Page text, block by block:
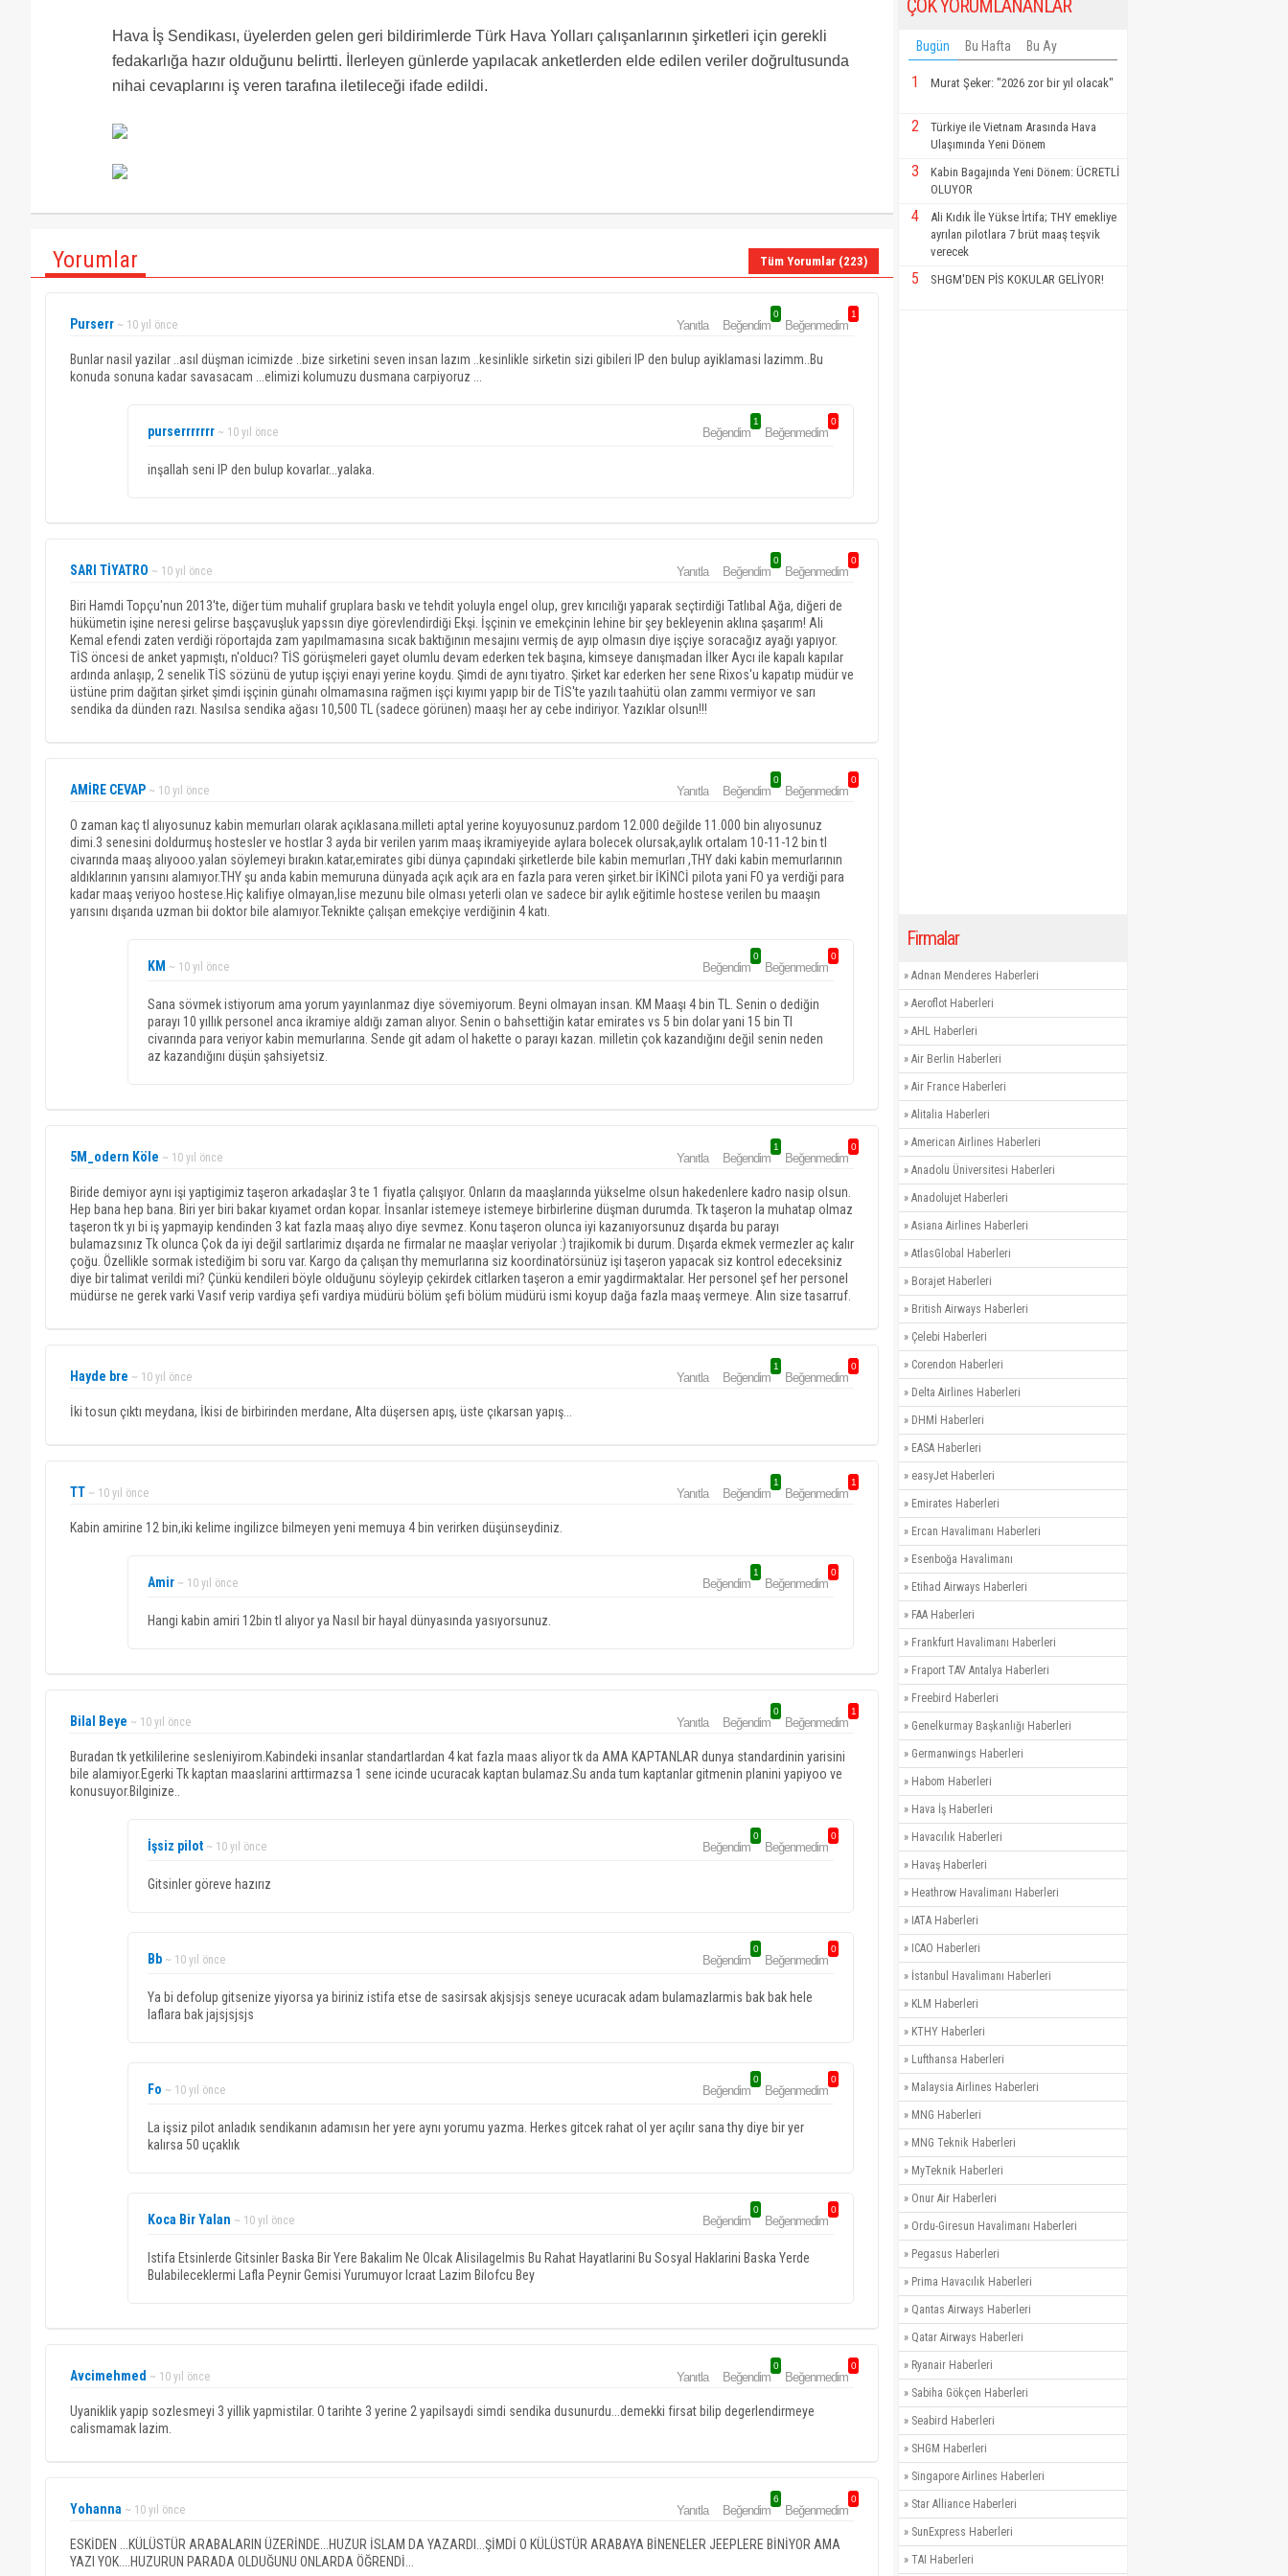
Hava İş Sendikası, üyelerden gelen geri bildirimlerde Türk Hava Yolları çalışanlarının şirketleri için gerekli
fedakarlığa hazır olduğunu belirtti. İlerleyen günlerde yapılacak anketlerden elde edilen veriler doğrultusunda
nihai cevaplarını iş veren tarafına iletileceği ifade edildi.
Yorumlar Tüm Yorumlar (223)
Purserr ~ 10 yıl önce Yanıtla Beğendim
0
Beğenmedim
1
Bunlar nasil yazilar ..asıl düşman icimizde ..bize sirketini seven insan lazım ..kesinlikle sirketin sizi gibileri IP den bulup ayiklamasi lazimm..Bu
konuda sonuna kadar savasacam ...elimizi kolumuzu dusmana carpiyoruz ...
purserrrrrrr ~ 10 yıl önce Beğendim
1
Beğenmedim
0
inşallah seni IP den bulup kovarlar...yalaka.
SARI TİYATRO ~ 10 yıl önce Yanıtla Beğendim
0
Beğenmedim
0
Biri Hamdi Topçu'nun 2013'te, diğer tüm muhalif gruplara baskı ve tehdit yoluyla engel olup, grev kırıcılığı yaparak seçtirdiği Tatlıbal Ağa, diğeri de
hükümetin işine neresi gelirse başçavuşluk yapssın diye görevlendirdiği Ekşi. İşçinin ve emekçinin lehine bir şey bekleyenin aklına şaşarım! Ali
Kemal efendi zaten verdiği röportajda zam yapılmamasına sıcak baktığının mesajını vermiş de ayıp olmasın diye işçiye soracağız ayağı yapıyor.
TİS öncesi de anket yapmıştı, n'olducı? TİS görüşmeleri gayet olumlu devam ederken tek başına, kimseye danışmadan İlker Aycı ile kapalı kapılar
ardında anlaşıp, 2 senelik TİS sözünü de yutup işçiyi enayi yerine koydu. Şimdi de aynı tiyatro. Şirket kar ederken her sene Rixos'u kapatıp müdür ve
üstüne prim dağıtan şirket şimdi işçinin günahı olmamasına rağmen işçi kıyımı yapıp bir de TİS'te yazılı taahütü olan zammı vermiyor ve sarı
sendika da dünden razı. Nasılsa sendika ağası 10,500 TL (sadece görünen) maaşı her ay cebe indiriyor. Yazıklar olsun!!!
AMİRE CEVAP ~ 10 yıl önce Yanıtla Beğendim
0
Beğenmedim
0
O zaman kaç tl alıyosunuz kabin memurları olarak açıklasana.milleti aptal yerine koyuyosunuz.pardom 12.000 değilde 11.000 bin alıyosunuz
dimi.3 senesini doldurmuş hostesler ve hostlar 3 ayda bir verilen yarım maaş ikramiyeyide aylara bolecek olursak,aylık ortalam 10-11-12 bin tl
civarında maaş alıyooo.yalan söylemeyi bırakın.katar,emirates gibi dünya çapındaki şirketlerde bile kabin memurları ,THY daki kabin memurlarının
aldıklarının yarısını alamıyor.THY şu anda kabin memuruna dünyada açık açık ara en fazla para veren şirket.bir İKİNCİ pilota yani FO ya verdiği para
kadar maaş veriyoo hostese.Hiç kalifiye olmayan,lise mezunu bile olması yeterli olan ve sadece bir aylık eğitimle hostese verilen bu maaşın
yarısını dışarıda uzman bii doktor bile alamıyor.Teknikte çalışan emekçiye verdiğinin 4 katı.
KM ~ 10 yıl önce Beğendim
0
Beğenmedim
0
Sana sövmek istiyorum ama yorum yayınlanmaz diye sövemiyorum. Beyni olmayan insan. KM Maaşı 4 bin TL. Senin o dediğin
parayı 10 yıllık personel anca ikramiye aldığı zaman alıyor. Senin o bahsettiğin katar emirates vs 5 bin dolar yani 15 bin Tl
civarında para veriyor kabin memurlarına. Sende git adam ol hakette o parayı kazan. milletin çok kazandığını değil senin neden
az kazandığını düşün şahsiyetsiz.
5M_odern Köle ~ 10 yıl önce Yanıtla Beğendim
1
Beğenmedim
0
Biride demiyor aynı işi yaptigimiz taşeron arkadaşlar 3 te 1 fiyatla çalışıyor. Onların da maaşlarında yükselme olsun hakedenlere kadro nasip olsun.
Hep bana hep bana. Biri yer biri bakar kıyamet ordan kopar. İnsanlar istemeye istemeye birbirlerine düşman durumda. Tk taşeron la muhatap olmaz
taşeron tk yı bi iş yapmayip kendinden 3 kat fazla maaş alıyo diye sevmez. Konu taşeron olunca iyi kazanıyorsunuz dışarda bu parayı
bulamazsınız Tk olunca Çok da iyi değil sartlarimiz dışarda ne firmalar ne maaşlar veriyolar :) trajikomik bi durum. Dışarda ekmek vermezler aç kalır
çoğu. Özellikle sormak istediğim bi soru var. Kargo da çalışan thy memurlarına siz koordinatörsünüz işi taşeron yapacak siz kontrol edeceksiniz
diye bir talimat verildi mi? Çünkü kendileri böyle olduğunu söyleyip çekirdek citlarken taşeron a emir yagdirmaktalar. Her personel şef her personel
müdürse ne gerek varki Vasıf verip vardiya şefi vardiya müdürü bölüm şefi bölüm müdürü ismi koyup dağa fazla maaş vermeye. Alın size tasarruf.
Hayde bre ~ 10 yıl önce Yanıtla Beğendim
1
Beğenmedim
0
İki tosun çıktı meydana, İkisi de birbirinden merdane, Alta düşersen apış, üste çıkarsan yapış...
TT ~ 10 yıl önce Yanıtla Beğendim
1
Beğenmedim
1
Kabin amirine 12 bin,iki kelime ingilizce bilmeyen yeni memuya 4 bin verirken düşünseydiniz.
Amir ~ 10 yıl önce Beğendim
1
Beğenmedim
0
Hangi kabin amiri 12bin tl alıyor ya Nasıl bir hayal dünyasında yasıyorsunuz.
Bilal Beye ~ 10 yıl önce Yanıtla Beğendim
0
Beğenmedim
1
Buradan tk yetkililerine sesleniyirom.Kabindeki insanlar standartlardan 4 kat fazla maas aliyor tk da AMA KAPTANLAR dunya standardinin yarisini
bile alamiyor.Egerki Tk kaptan maaslarini arttirmazsa 1 sene icinde ucuracak kaptan bulamaz.Su anda tum kaptanlar gitmenin planini yapiyoo ve
konusuyor.Bilginize..
İşsiz pilot ~ 10 yıl önce Beğendim
0
Beğenmedim
0
Gitsinler göreve hazırız
Bb ~ 10 yıl önce Beğendim
0
Beğenmedim
0
Ya bi defolup gitsenize yiyorsa ya biriniz istifa etse de sasirsak akjsjsjs seneye ucuracak adam bulamazlarmis bak bak hele
laflara bak jajsjsjsjs
Fo ~ 10 yıl önce Beğendim
0
Beğenmedim
0
La işsiz pilot anladık sendikanın adamısın her yere aynı yorumu yazma. Herkes gitcek rahat ol yer açılır sana thy diye bir yer
kalırsa 50 uçaklık
Koca Bir Yalan ~ 10 yıl önce Beğendim
0
Beğenmedim
0
Istifa Etsinlerde Gitsinler Baska Bir Yere Bakalim Ne Olcak Alisilagelmis Bu Rahat Hayatlarini Bu Sosyal Haklarini Baska Yerde
Bulabileceklermi Lafla Peynir Gemisi Yurumuyor Icraat Lazim Bilofcu Bey
Avcimehmed ~ 10 yıl önce Yanıtla Beğendim
0
Beğenmedim
0
Uyaniklik yapip sozlesmeyi 3 yillik yapmistilar. O tarihte 3 yerine 2 yapilsaydi simdi sendika dusunurdu...demekki firsat bilip degerlendirmeye
calismamak lazim.
Yohanna ~ 10 yıl önce Yanıtla Beğendim
6
Beğenmedim
0
ESKİDEN ...KÜLÜSTÜR ARABALARIN ÜZERİNDE...HUZUR İSLAM DA YAZARDI...ŞİMDİ O KÜLÜSTÜR ARABAYA BİNENELER JEEPLERE BİNİYOR AMA
YAZI YOK....HUZURUN PARADA OLDUĞUNU ONLARDA ÖĞRENDİ...
ÇOK YORUMLANANLAR
Bugün Bu Hafta Bu Ay
1 Murat Şeker: "2026 zor bir yıl olacak"
2
Türkiye ile Vietnam Arasında Hava
Ulaşımında Yeni Dönem
3
Kabin Bagajında Yeni Dönem: ÜCRETLİ
OLUYOR
4
Ali Kıdık İle Yükse İrtifa; THY emekliye
ayrılan pilotlara 7 brüt maaş teşvik
verecek
5 SHGM'DEN PİS KOKULAR GELİYOR!
Firmalar
» Adnan Menderes Haberleri
» Aeroflot Haberleri
» AHL Haberleri
» Air Berlin Haberleri
» Air France Haberleri
» Alitalia Haberleri
» American Airlines Haberleri
» Anadolu Üniversitesi Haberleri
» Anadolujet Haberleri
» Asiana Airlines Haberleri
» AtlasGlobal Haberleri
» Borajet Haberleri
» British Airways Haberleri
» Çelebi Haberleri
» Corendon Haberleri
» Delta Airlines Haberleri
» DHMİ Haberleri
» EASA Haberleri
» easyJet Haberleri
» Emirates Haberleri
» Ercan Havalimanı Haberleri
» Esenboğa Havalimanı
» Etihad Airways Haberleri
» FAA Haberleri
» Frankfurt Havalimanı Haberleri
» Fraport TAV Antalya Haberleri
» Freebird Haberleri
» Genelkurmay Başkanlığı Haberleri
» Germanwings Haberleri
» Habom Haberleri
» Hava İş Haberleri
» Havacılık Haberleri
» Havaş Haberleri
» Heathrow Havalimanı Haberleri
» IATA Haberleri
» ICAO Haberleri
» İstanbul Havalimanı Haberleri
» KLM Haberleri
» KTHY Haberleri
» Lufthansa Haberleri
» Malaysia Airlines Haberleri
» MNG Haberleri
» MNG Teknik Haberleri
» MyTeknik Haberleri
» Onur Air Haberleri
» Ordu-Giresun Havalimanı Haberleri
» Pegasus Haberleri
» Prima Havacılık Haberleri
» Qantas Airways Haberleri
» Qatar Airways Haberleri
» Ryanair Haberleri
» Sabiha Gökçen Haberleri
» Seabird Haberleri
» SHGM Haberleri
» Singapore Airlines Haberleri
» Star Alliance Haberleri
» SunExpress Haberleri
» TAI Haberleri